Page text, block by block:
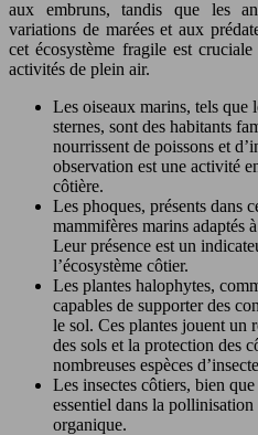
aux embruns, tandis que les
variations de marées et aux
cet écosystème fragile est
activités de plein air.
Les oiseaux marins, tels que
sternes, sont des habitants
nourrissent de poissons et
observation est une activité
côtière.
Les phoques, présents dans
mammifères marins adaptés
Leur présence est un
l’écosystème côtier.
Les plantes halophytes,
capables de supporter des
le sol. Ces plantes jouent un
des sols et la protection des
nombreuses espèces
Les insectes côtiers, bien
essentiel dans la
organique.